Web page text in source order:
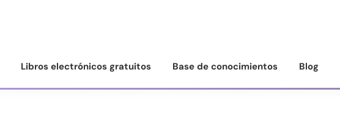
Libros electrónicos gratuitos Base de conocimientos Blog